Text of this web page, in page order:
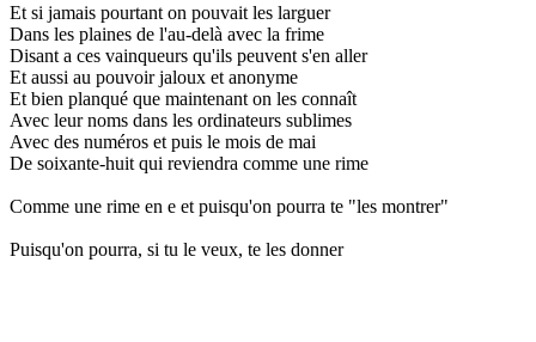
Et si jamais pourtant on pouvait les larguer
Dans les plaines de l'au-delà avec la frime
Disant a ces vainqueurs qu'ils peuvent s'en aller
Et aussi au pouvoir jaloux et anonyme
Et bien planqué que maintenant on les connaît
Avec leur noms dans les ordinateurs sublimes
Avec des numéros et puis le mois de mai
De soixante-huit qui reviendra comme une rime
Comme une rime en e et puisqu'on pourra te "les montrer"
Puisqu'on pourra, si tu le veux, te les donner